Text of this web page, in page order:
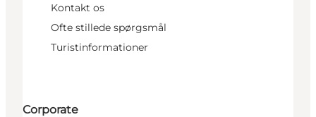
Kontakt os
Ofte stillede spørgsmål
Turistinformationer
Corporate